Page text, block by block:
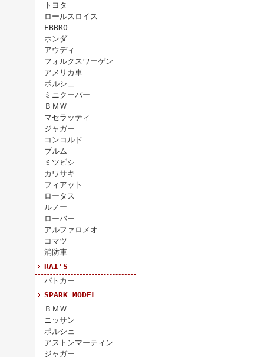
トヨタ
ロールスロイス
EBBRO
ホンダ
アウディ
フォルクスワーゲン
アメリカ車
ポルシェ
ミニクーパー
ＢＭＷ
マセラッティ
ジャガー
コンコルド
ブルム
ミツビシ
カワサキ
フィアット
ロータス
ルノー
ローバー
アルファロメオ
コマツ
消防車
RAI'S
パトカー
SPARK MODEL
ＢＭＷ
ニッサン
ポルシェ
アストンマーティン
ジャガー